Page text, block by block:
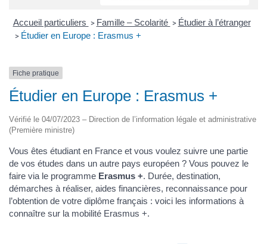
Accueil particuliers > Famille – Scolarité > Étudier à l’étranger
> Étudier en Europe : Erasmus +
Fiche pratique
Étudier en Europe : Erasmus +
Vérifié le 04/07/2023 – Direction de l’information légale et administrative
(Première ministre)
Vous êtes étudiant en France et vous voulez suivre une partie
de vos études dans un autre pays européen ? Vous pouvez le
faire via le programme Erasmus +. Durée, destination,
démarches à réaliser, aides financières, reconnaissance pour
l’obtention de votre diplôme français : voici les informations à
connaître sur la mobilité Erasmus +.